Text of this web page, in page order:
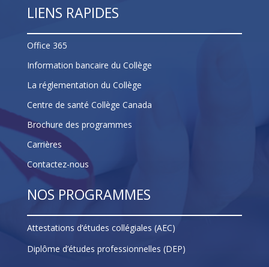
LIENS RAPIDES
Office 365
Information bancaire du Collège
La réglementation du Collège
Centre de santé Collège Canada
Brochure des programmes
Carrières
Contactez-nous
NOS PROGRAMMES
Attestations d’études collégiales (AEC)
Diplôme d’études professionnelles (DEP)